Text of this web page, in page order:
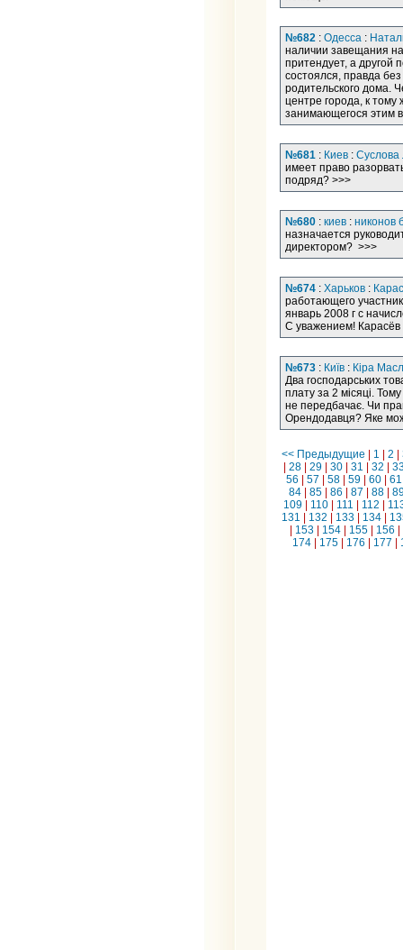
№682 : Одесса :
наличии завещания
притендует, а другой
состоялся, правда
родительского дома.
центре города, к
занимающегося этим
№681 : Киев : Суслова
имеет право
подряд? >>>
№680 : киев : никонов
назначается
директором? >>>
№674 : Харьков :
работающего
январь 2008 г с
С уважением!
№673 : Київ : Кіра
Два господарських
плату за 2 місяці.
не передбачає. Чи
Орендодавця? Яке
<< Предыдущие 1 2
28| 29| 30| 31 32
56
57 58| 59| 60| 61
84| 85| 86 87 88|
109
110 111 112
131
132 133| 134|
153| 154| 155| 156
174
175 176 177